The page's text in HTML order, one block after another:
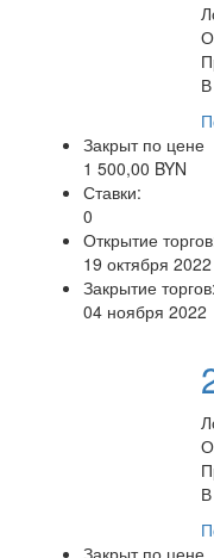
Закрыт по цене
1 500,00 BYN
Ставки:
0
Открытие
19 октября 2022
Закрытие торгов:
04 ноября 2022
Закрыт по цене